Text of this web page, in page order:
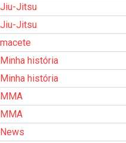
Jiu-Jitsu
Jiu-Jitsu
macete
Minha história
Minha história
MMA
MMA
News